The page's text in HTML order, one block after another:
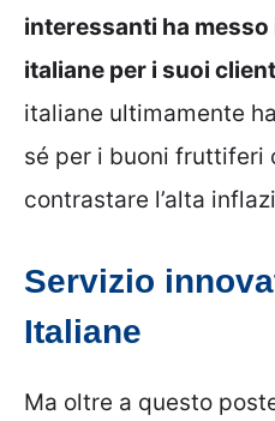
interessanti ha
italiane per i suoi
italiane ultimamente
sé per i buoni fruttiferi
contrastare l’alta
Servizio
Italiane
Ma oltre a questo